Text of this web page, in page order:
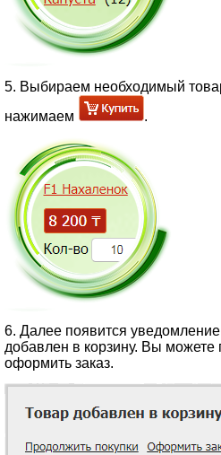
5. Выбираем необходимый
нажимаем
.
6. Далее появится
добавлен в корзину. Вы можете
оформить заказ.